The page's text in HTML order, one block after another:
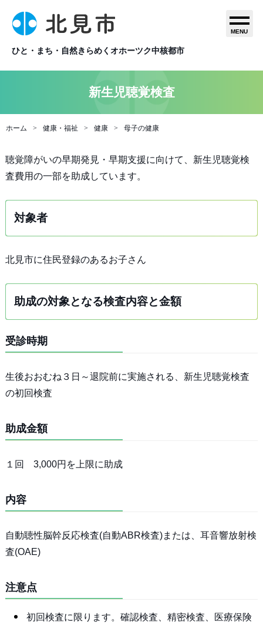
ひと・まち・自然きらめくオホーツク中核都市
MENU
新生児聴覚検査
ホーム 健康・福祉 健康 母子の健康
聴覚障がいの早期発見・早期支援に向けて、新生児聴覚検
査費用の一部を助成しています。
対象者
北見市に住民登録のあるお子さん
助成の対象となる検査内容と金額
受診時期
生後おおむね３日～退院前に実施される、新生児聴覚検査
の初回検査
助成金額
１回 3,000円を上限に助成
内容
自動聴性脳幹反応検査(自動ABR検査)または、耳音響放射検
査(OAE)
注意点
初回検査に限ります。確認検査、精密検査、医療保険